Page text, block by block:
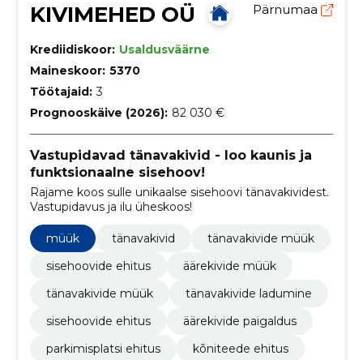
KIVIMEHED OÜ Pärnumaa
Krediidiskoor: Usaldusväärne
Maineskoor: 5370
Töötajaid: 3
Prognooskäive (2026): 82 030 €
Vastupidavad tänavakivid - loo kaunis ja
funktsionaalne sisehoov!
Rajame koos sulle unikaalse sisehoovi tänavakividest.
Vastupidavus ja ilu üheskoos!
müük tänavakivid
tänavakivide müük
sisehoovide ehitus
äärekivide müük
tänavakivide müük
tänavakivide ladumine
sisehoovide ehitus
äärekivide paigaldus
parkimisplatsi ehitus
kõniteede ehitus